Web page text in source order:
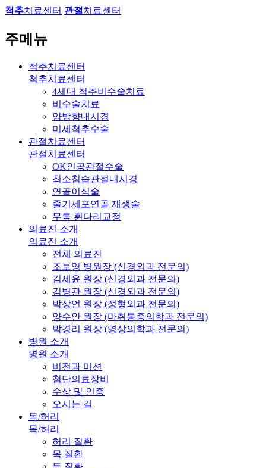
척추치료센터 관절 치료센터
주메뉴
척추치료센터
척추치료센터
4세대 척추비수술치료
비수술치료
양방향내시경
미세척추수술
관절치료센터
관절치료센터
OK인공관절수술
최소침습관절내시경
연골이식술
줄기세포연골 재생술
무릎 휜다리교정
의료진 소개
의료진 소개
전체 의료진
조보영 병원장 (신경외과 전문의)
김세윤 원장 (신경외과 전문의)
김병관 원장 (신경외과 전문의)
박상언 원장 (정형외과 전문의)
양수안 원장 (마취통증의학과 전문의)
박경리 원장 (영상의학과 전문의)
병원 소개
병원 소개
비전과 미션
첨단의료장비
수상 및 인증
오시는 길
목/허리
목/허리
허리 질환
목 질환